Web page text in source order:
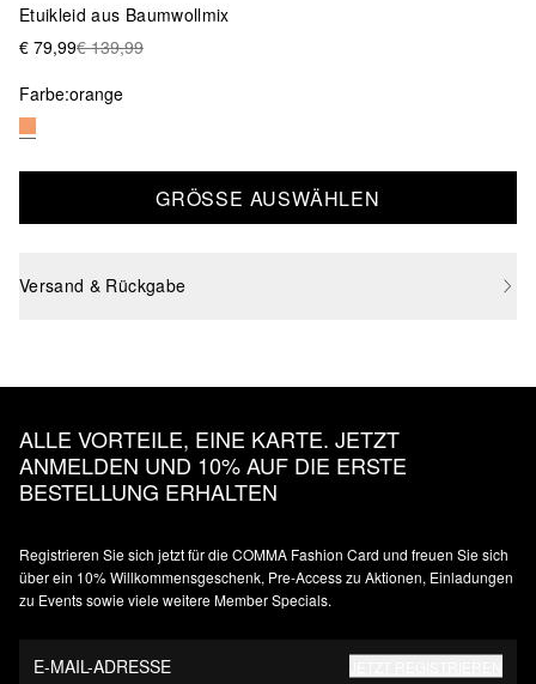
Etuikleid aus Baumwollmix
€ 79,99€ 139,99
Farbe:orange
GRÖSSE AUSWÄHLEN
Versand & Rückgabe
ALLE VORTEILE, EINE KARTE. JETZT
ANMELDEN UND 10% AUF DIE ERSTE
BESTELLUNG ERHALTEN
Registrieren Sie sich jetzt für die COMMA Fashion Card und freuen Sie sich
über ein 10% Willkommensgeschenk, Pre-Access zu Aktionen, Einladungen
zu Events sowie viele weitere Member Specials.
E-MAIL-ADRESSE